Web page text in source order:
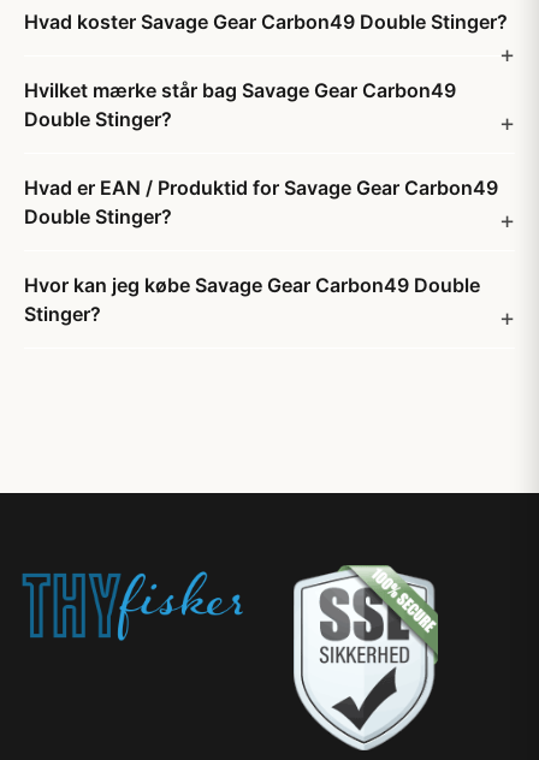
Hvad koster Savage Gear Carbon49 Double Stinger?
Hvilket mærke står bag Savage Gear Carbon49
Double Stinger?
Hvad er EAN / Produktid for Savage Gear Carbon49
Double Stinger?
Hvor kan jeg købe Savage Gear Carbon49 Double
Stinger?